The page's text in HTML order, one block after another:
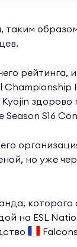
таким
рейтинга,
Championship
здорово
Season S16
но уже
которого
на ESL